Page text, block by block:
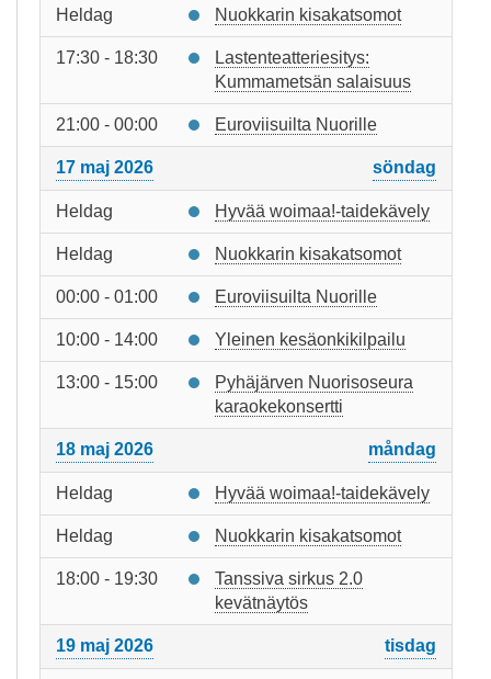
Heldag Nuokkarin kisakatsomot
17:30 - 18:30
Lastenteatteriesitys:
Kummametsän salaisuus
21:00 - 00:00 Euroviisuilta Nuorille
17 maj 2026 söndag
Heldag Hyvää woimaa!-taidekävely
Heldag Nuokkarin kisakatsomot
00:00 - 01:00 Euroviisuilta Nuorille
10:00 - 14:00 Yleinen kesäonkikilpailu
13:00 - 15:00
Pyhäjärven Nuorisoseura
karaokekonsertti
18 maj 2026 måndag
Heldag Hyvää woimaa!-taidekävely
Heldag Nuokkarin kisakatsomot
18:00 - 19:30
Tanssiva sirkus 2.0
kevätnäytös
19 maj 2026 tisdag